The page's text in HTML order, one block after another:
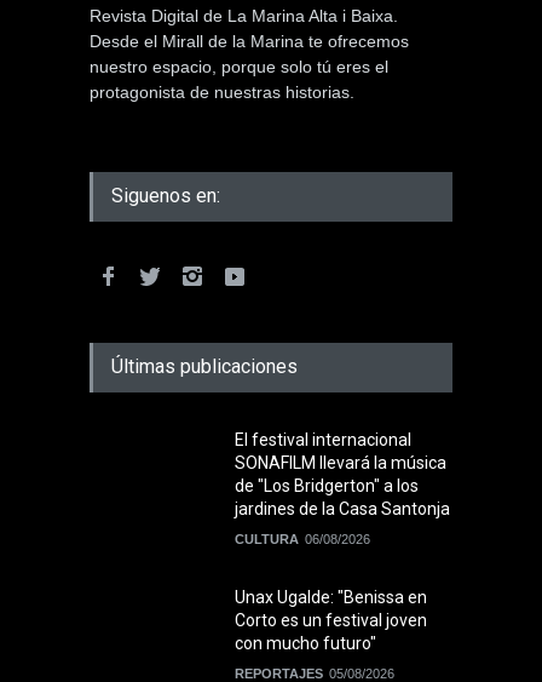
Revista Digital de La Marina Alta i Baixa.
Desde el Mirall de la Marina te ofrecemos
nuestro espacio, porque solo tú eres el
protagonista de nuestras historias.
Siguenos en:
Últimas publicaciones
El festival internacional
SONAFILM llevará la música
de "Los Bridgerton" a los
jardines de la Casa Santonja
CULTURA 06/08/2026
Unax Ugalde: "Benissa en
Corto es un festival joven
con mucho futuro"
REPORTAJES 05/08/2026